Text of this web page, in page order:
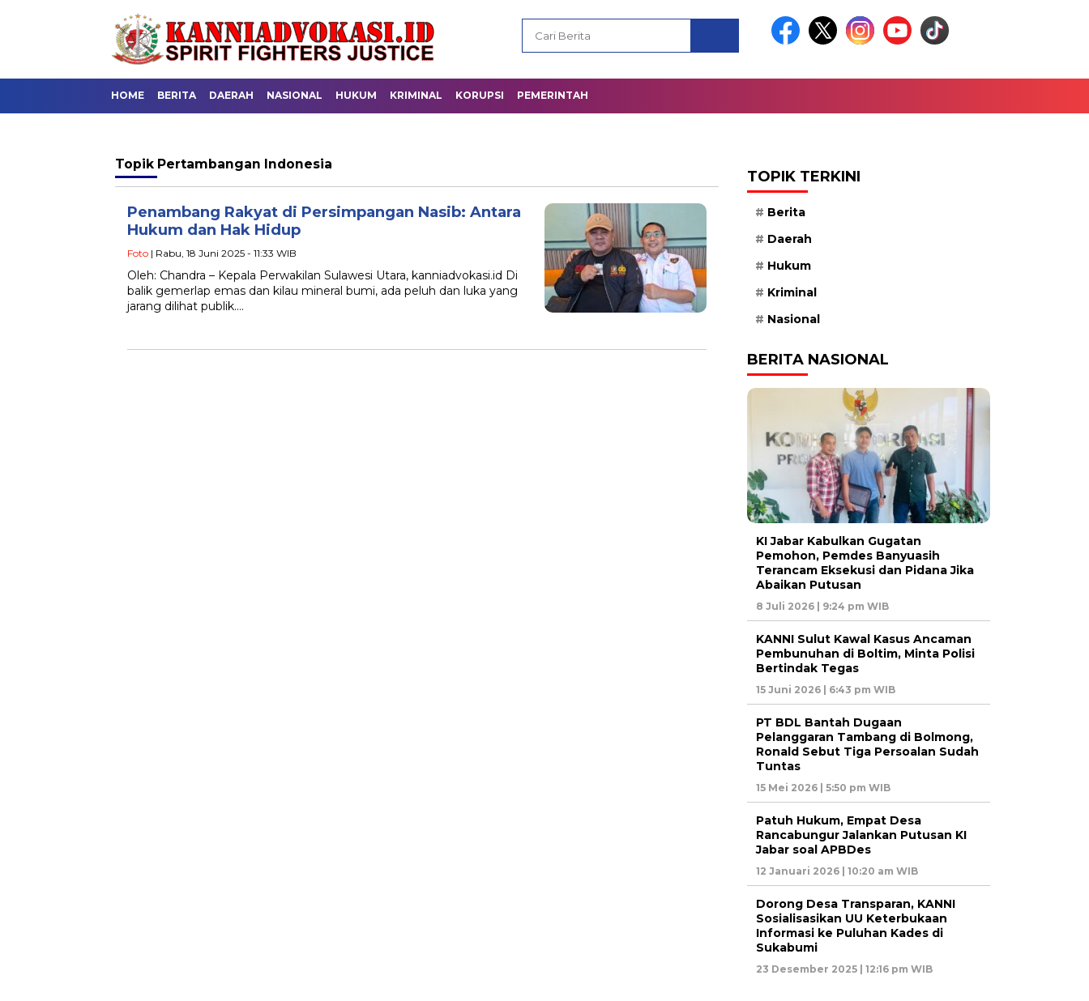
HOME BERITA DAERAH NASIONAL HUKUM KRIMINAL KORUPSI PEMERINTAH
Topik Pertambangan Indonesia
Penambang Rakyat di Persimpangan Nasib: Antara
Hukum dan Hak Hidup
Foto | Rabu, 18 Juni 2025 - 11:33 WIB
Oleh: Chandra – Kepala Perwakilan Sulawesi Utara, kanniadvokasi.id Di
balik gemerlap emas dan kilau mineral bumi, ada peluh dan luka yang
jarang dilihat publik….
TOPIK TERKINI
Berita
Daerah
Hukum
Kriminal
Nasional
BERITA NASIONAL
KI Jabar Kabulkan Gugatan
Pemohon, Pemdes Banyuasih
Terancam Eksekusi dan Pidana Jika
Abaikan Putusan
8 Juli 2026 | 9:24 pm WIB
KANNI Sulut Kawal Kasus Ancaman
Pembunuhan di Boltim, Minta Polisi
Bertindak Tegas
15 Juni 2026 | 6:43 pm WIB
PT BDL Bantah Dugaan
Pelanggaran Tambang di Bolmong,
Ronald Sebut Tiga Persoalan Sudah
Tuntas
15 Mei 2026 | 5:50 pm WIB
Patuh Hukum, Empat Desa
Rancabungur Jalankan Putusan KI
Jabar soal APBDes
12 Januari 2026 | 10:20 am WIB
Dorong Desa Transparan, KANNI
Sosialisasikan UU Keterbukaan
Informasi ke Puluhan Kades di
Sukabumi
23 Desember 2025 | 12:16 pm WIB